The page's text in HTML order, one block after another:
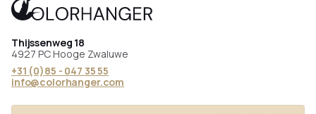
Thijssenweg 18
4927 PC Hooge Zwaluwe
+31 (0)85 - 047 35 55
info@colorhanger.com